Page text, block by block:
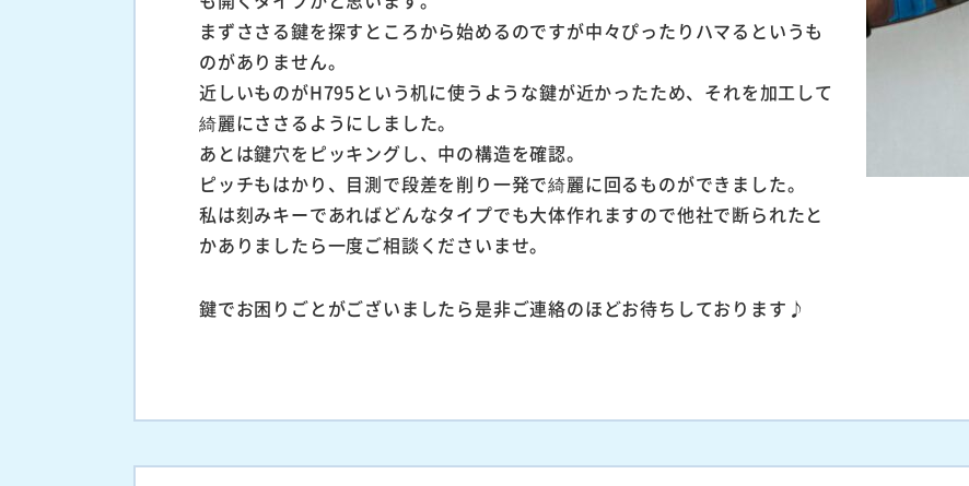
まずささる鍵を探すところから始めるのですが中々ぴったりハマるというも
のがありません。
近しいものがH795という机に使うような鍵が近かったため、それを加工して
綺麗にささるようにしました。
あとは鍵穴をピッキングし、中の構造を確認。
ピッチもはかり、目測で段差を削り一発で綺麗に回るものができました。
私は刻みキーであればどんなタイプでも大体作れますので他社で断られたと
かありましたら一度ご相談くださいませ。
鍵でお困りごとがございましたら是非ご連絡のほどお待ちしております♪